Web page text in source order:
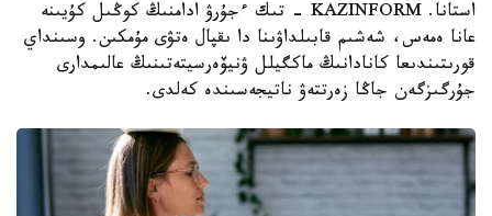
استانا. KAZINFORM - تىك ءجۇرۋ ادامنىڭ كوڭىل كۇيىنە
عانا ەمەس، شەشىم قابىلداۋىنا دا ىقپال ەتۋى مۇمكىن. وسىنداي
قورىتىندىعا كانادانىڭ ماكگيلل ۋنيۆەرسيتەتىنىڭ عالىمدارى
جۇرگىزگەن جاڭا زەرتتەۋ ناتيجەسىندە كەلدى.